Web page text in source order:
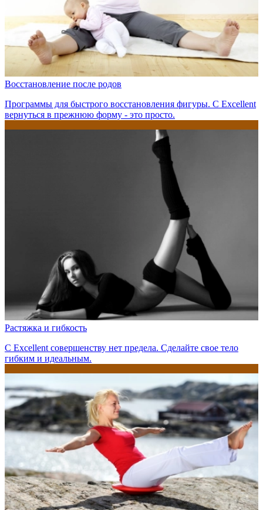
Восстановление после родов
Программы для быстрого восстановления фигуры. С Excellent
вернуться в прежнюю форму - это просто.
Растяжка и гибкость
С Excellent совершенству нет предела. Сделайте свое тело
гибким и идеальным.